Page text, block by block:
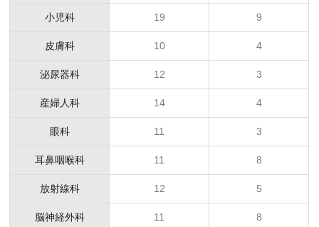
小児科 19 9
皮膚科 10 4
泌尿器科 12 3
産婦人科 14 4
眼科 11 3
耳鼻咽喉科 11 8
放射線科 12 5
脳神経外科 11 8